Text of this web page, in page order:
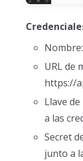
URL de
https://
Llave
a las
Secret
junto a